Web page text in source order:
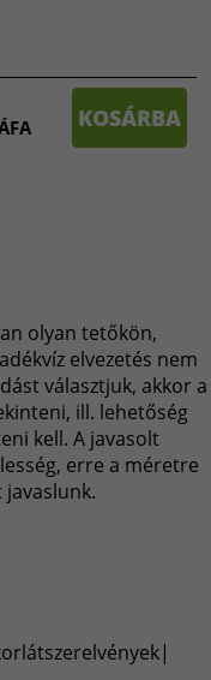
KOSÁRBA
olyan tetőkön,
elvezetés nem
választjuk, akkor a
ill. lehetőség
kell. A javasolt
erre a méretre